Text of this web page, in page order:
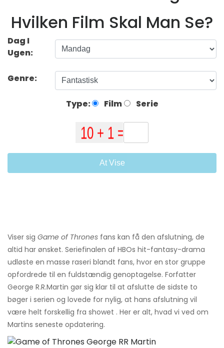
Hvilken Film Skal Man Se?
Dag I
Ugen:
Genre:
Type: Film Serie
At Vise
Viser sig Game of Thrones fans kan få den afslutning, de
altid har ønsket. Seriefinalen af ​​HBOs hit-fantasy-drama
udløste en masse raseri blandt fans, hvor en stor gruppe
opfordrede til en fuldstændig genoptagelse. Forfatter
George R.R.Martin gør sig klar til at afslutte de sidste to
bøger i serien og lovede for nylig, at hans afslutning vil
være helt forskellig fra showet . Her er alt, hvad vi ved om
Martins seneste opdatering.